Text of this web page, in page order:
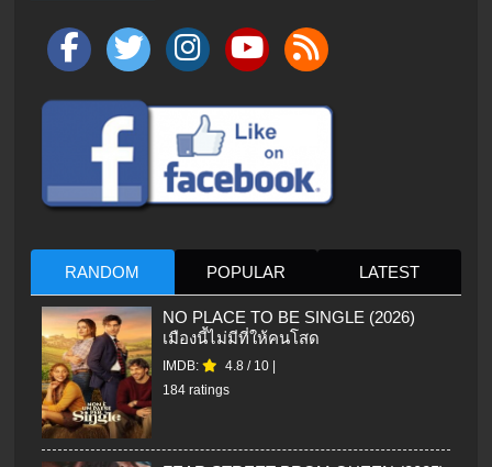
RANDOM POPULAR LATEST
NO PLACE TO BE SINGLE (2026)
เมืองนี้ไม่มีที่ให้คนโสด
IMDB: 4.8 / 10
184 ratings